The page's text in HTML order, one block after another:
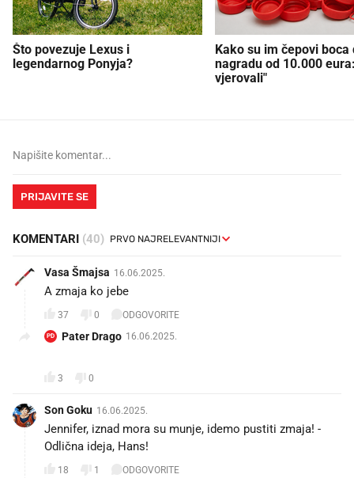
Što povezuje Lexus i
legendarnog Ponyja?
Kako su im čepovi boca
nagradu od 10.000
vjerovali"
PRIJAVITE SE
KOMENTARI (40)
Vasa Šmajsa 16.06.2025.
A zmaja ko jebe
37 0 ODGOVORITE
PD Pater Drago 16.06.2025.
3 0
Son Goku 16.06.2025.
Jennifer, iznad mora su munje, idemo pustiti zmaja! -
Odlična ideja, Hans!
18 1 ODGOVORITE